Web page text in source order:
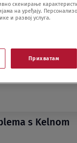
s Kelnom
скенирање
на уређају.
и развој услуга.
Прихватам